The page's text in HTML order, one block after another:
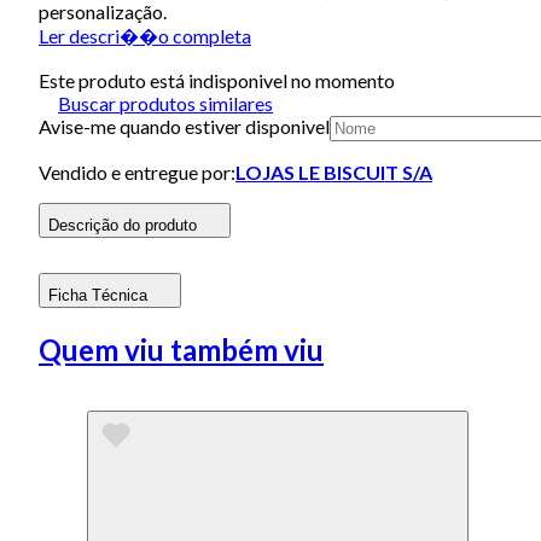
personalização.
Ler descri��o completa
Este produto está indisponivel no momento
Buscar produtos similares
Avise-me quando estiver disponivel
Vendido e entregue por:LOJAS LE BISCUIT S/A
Descrição do produto
Ficha Técnica
Quem viu também viu